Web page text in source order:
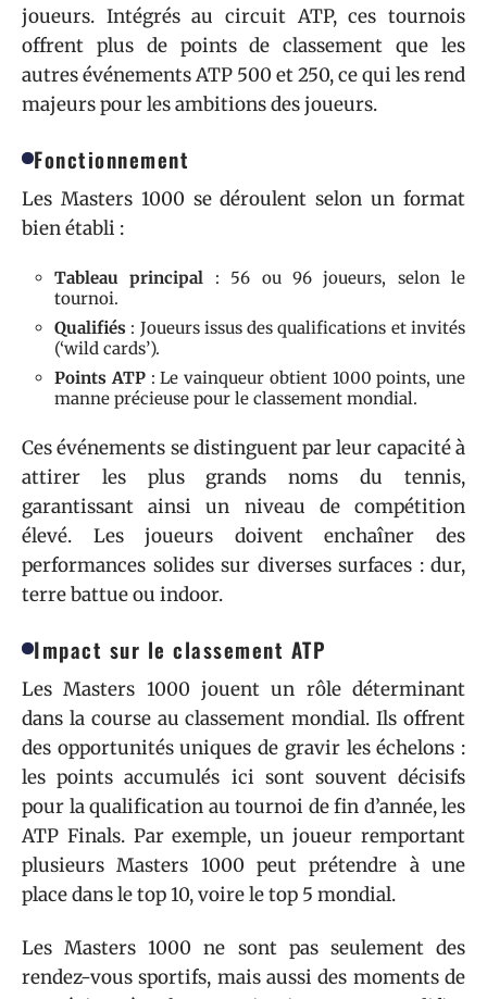
joueurs. Intégrés au circuit ATP, ces tournois
offrent plus de points de classement que les
autres événements ATP 500 et 250, ce qui les rend
majeurs pour les ambitions des joueurs.
Fonctionnement
Les Masters 1000 se déroulent selon un format
bien établi :
Tableau principal : 56 ou 96 joueurs, selon le
tournoi.
Qualifiés : Joueurs issus des qualifications et invités
(‘wild cards’).
Points ATP: Le vainqueur obtient 1000 points, une
manne précieuse pour le classement mondial.
Ces événements se distinguent par leur capacité à
attirer les plus grands noms du tennis,
garantissant ainsi un niveau de compétition
élevé. Les joueurs doivent enchaîner des
performances solides sur diverses surfaces : dur,
terre battue ou indoor.
Impact sur le classement ATP
Les Masters 1000 jouent un rôle déterminant
dans la course au classement mondial. Ils offrent
des opportunités uniques de gravir les échelons :
les points accumulés ici sont souvent décisifs
pour la qualification au tournoi de fin d’année, les
ATP Finals. Par exemple, un joueur remportant
plusieurs Masters 1000 peut prétendre à une
place dans le top 10, voire le top 5 mondial.
Les Masters 1000 ne sont pas seulement des
rendez-vous sportifs, mais aussi des moments de